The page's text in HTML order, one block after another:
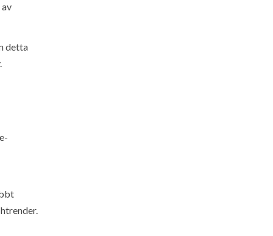
detta